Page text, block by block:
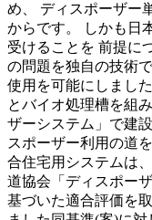
め、 ディスポーザー
からです。 しかも日
受けることを 前提に
の問題を独自の技術
使用を可能にしまし
とバイオ処理槽を組
ザーシステム」で建
スポーザー利用の道
合住宅用システムは
道協会「ディスポー
基づいた適合評価を